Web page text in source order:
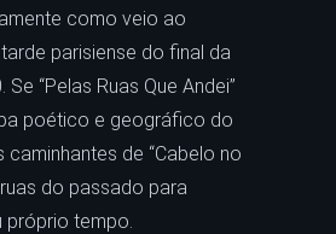
como veio ao
parisiense do final da
“Pelas Ruas Que Andei”
poético e geográfico do
caminhantes de “Cabelo no
do passado para
próprio tempo.